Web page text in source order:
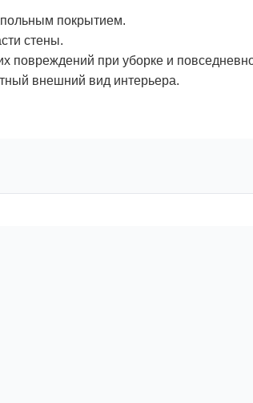
покрытием.
стены.
повреждений при уборке и
внешний вид интерьера.